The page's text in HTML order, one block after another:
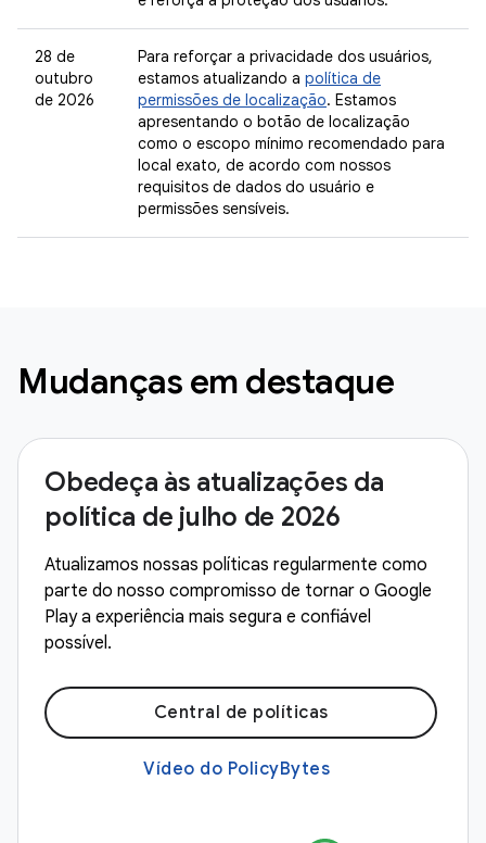
28 de
outubro
de 2026
Para reforçar a privacidade dos usuários,
estamos atualizando a política de
permissões de localização. Estamos
apresentando o botão de localização
como o escopo mínimo recomendado para
local exato, de acordo com nossos
requisitos de dados do usuário e
permissões sensíveis.
Mudanças em destaque
Obedeça às atualizações da
política de julho de 2026
Atualizamos nossas políticas regularmente como
parte do nosso compromisso de tornar o Google
Play a experiência mais segura e confiável
possível.
Central de políticas
Vídeo do PolicyBytes